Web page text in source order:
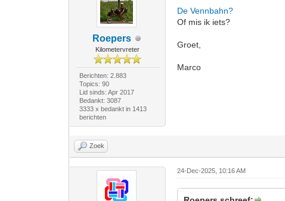
Roepers
Kilometervreter
Berichten: 2.883
Topics: 90
Lid sinds: Apr 2017
Bedankt: 3087
3333 x bedankt in 1413
berichten
De Vennbahn?
Of mis ik iets?
Groet,
Marco
Zoek
24-Dec-2025, 10:16 AM